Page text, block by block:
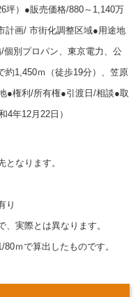
坪）●販売価格/880～1,140万
計画/ 市街化調整区域●用途地
別プロパン、東京電力、公
約1,450ｍ（徒歩19分）、笠原
●権利/所有権●引渡日/相談●取
4年12月22日）
なります。
り
実際とは異なります。
ｍで算出したものです。